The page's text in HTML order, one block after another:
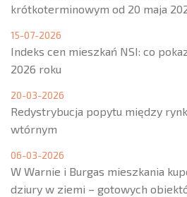
krótkoterminowym od 20 maja
15-07-2026
Indeks cen mieszkań NSI: co
2026 roku
20-03-2026
Redystrybucja popytu między
wtórnym
06-03-2026
W Warnie i Burgas mieszkania
dziury w ziemi – gotowych